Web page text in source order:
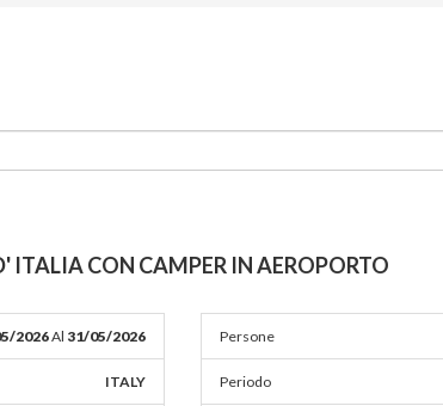
ITALIA CON CAMPER IN AEROPORTO
2026Al 31/05/2026
ITALY
Persone
Periodo